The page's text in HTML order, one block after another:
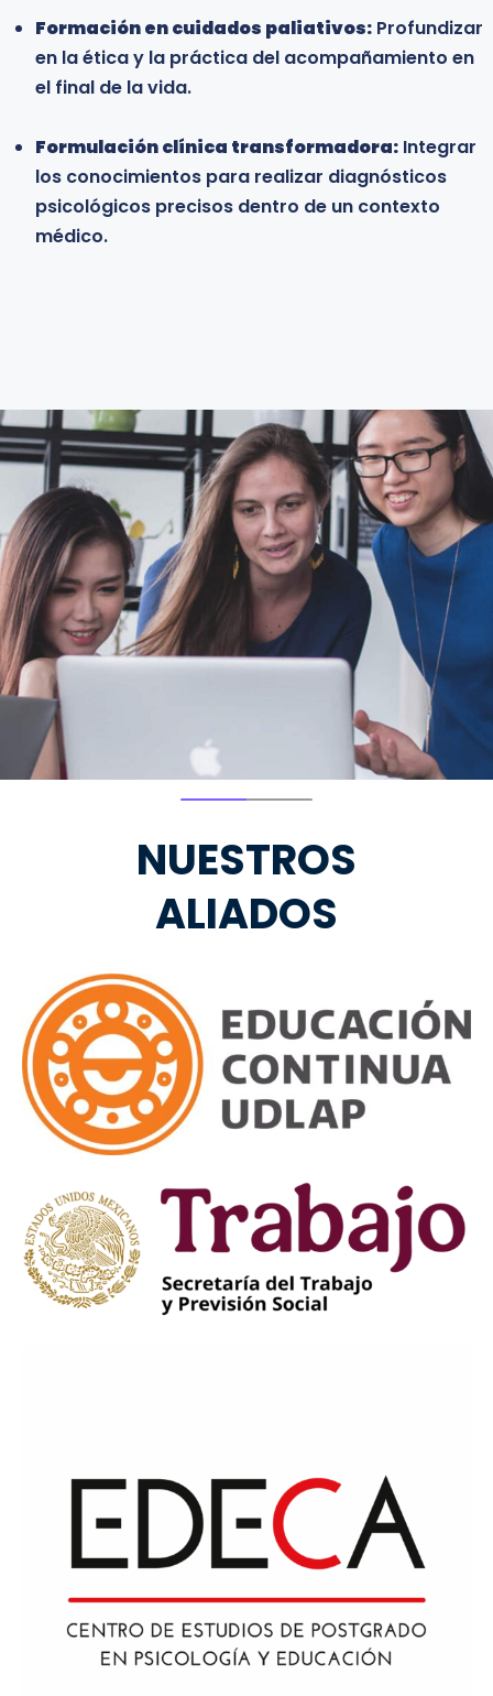
Formación en cuidados paliativos: Profundizar
en la ética y la práctica del acompañamiento en
el final de la vida.
Formulación clínica transformadora: Integrar
los conocimientos para realizar diagnósticos
psicológicos precisos dentro de un contexto
médico.
NUESTROS
ALIADOS